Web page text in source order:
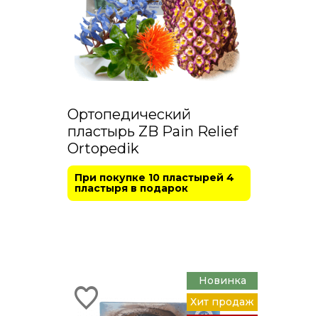
Ортопедический
пластырь ZB Pain Relief
Ortopedik
При покупке 10 пластырей 4
пластыря в подарок
Новинка
Хит продаж